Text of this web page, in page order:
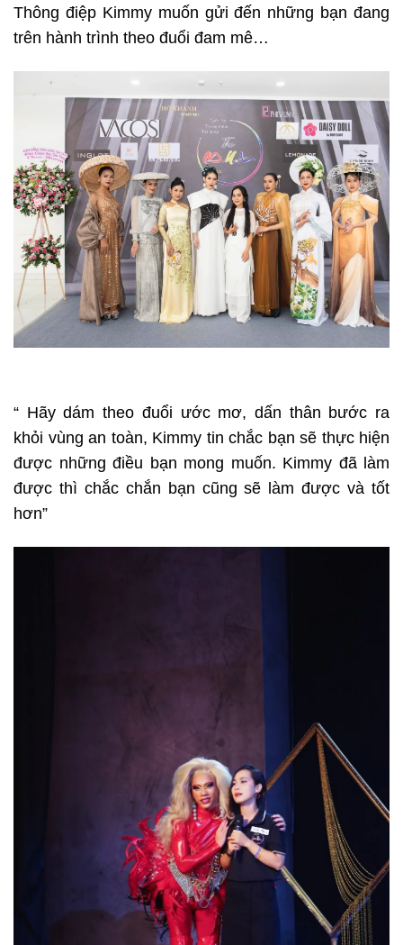
Thông điệp Kimmy muốn gửi đến những bạn đang
trên hành trình theo đuổi đam mê…
“ Hãy dám theo đuổi ước mơ, dấn thân bước ra
khỏi vùng an toàn, Kimmy tin chắc bạn sẽ thực hiện
được những điều bạn mong muốn. Kimmy đã làm
được thì chắc chắn bạn cũng sẽ làm được và tốt
hơn”